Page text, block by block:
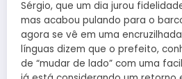
Sérgio, que um dia jurou
mas acabou pulando para o
agora se vê em uma
línguas dizem que o prefeito,
de “mudar de lado” com uma